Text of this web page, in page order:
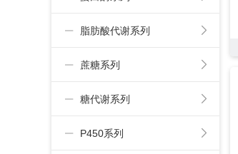
脂肪酸代谢系列
蔗糖系列
糖代谢系列
P450系列